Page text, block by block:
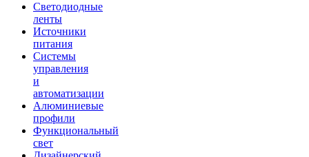
Светодиодные
ленты
Источники
питания
Системы
управления
и
автоматизации
Алюминиевые
профили
Функциональный
свет